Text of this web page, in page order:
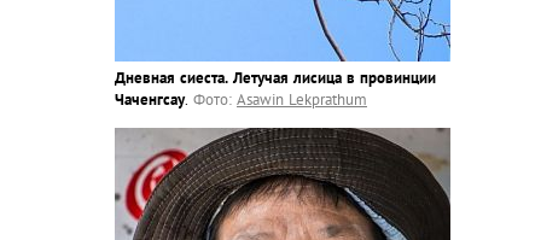
Дневная сиеста. Летучая лисица в провинции
Чаченгсау. Фото: Asawin Lekprathum